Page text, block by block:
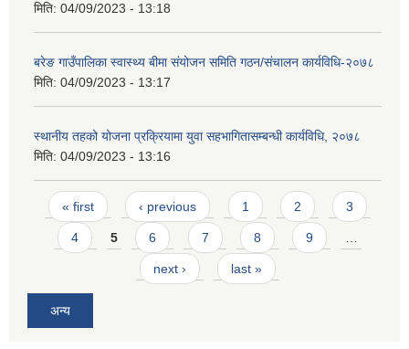
मिति: 04/09/2023 - 13:18
बरेङ गाउँपालिका स्वास्थ्य बीमा संयोजन समिति गठन/संचालन कार्यविधि-२०७८
मिति: 04/09/2023 - 13:17
स्थानीय तहको योजना प्रक्रियामा युवा सहभागितासम्बन्धी कार्यविधि, २०७८
मिति: 04/09/2023 - 13:16
Pages
« first ‹ previous 1 2 3
4 5 6 7 8 9
next › last »
अन्य